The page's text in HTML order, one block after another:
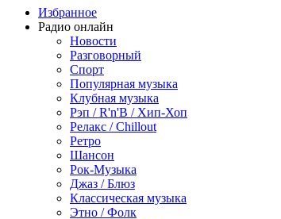
Избранное
Радио онлайн
Новости
Разговорный
Спорт
Популярная музыка
Клубная музыка
Рэп / R'n'B / Хип-Хоп
Релакс / Chillout
Ретро
Шансон
Рок-Музыка
Джаз / Блюз
Классическая музыка
Этно / Фолк